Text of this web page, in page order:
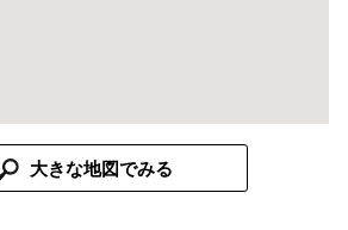
大きな地図でみる